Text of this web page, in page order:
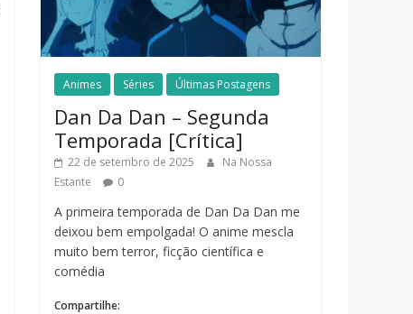
Animes Séries Últimas Postagens
Dan Da Dan – Segunda
Temporada [Crítica]
22 de setembro de 2025
Na Nossa
Estante
0
A primeira temporada de Dan Da Dan me
deixou bem empolgada! O anime mescla
muito bem terror, ficção científica e
comédia
Compartilhe: